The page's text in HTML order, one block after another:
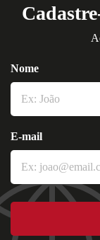
Nome
E-mail